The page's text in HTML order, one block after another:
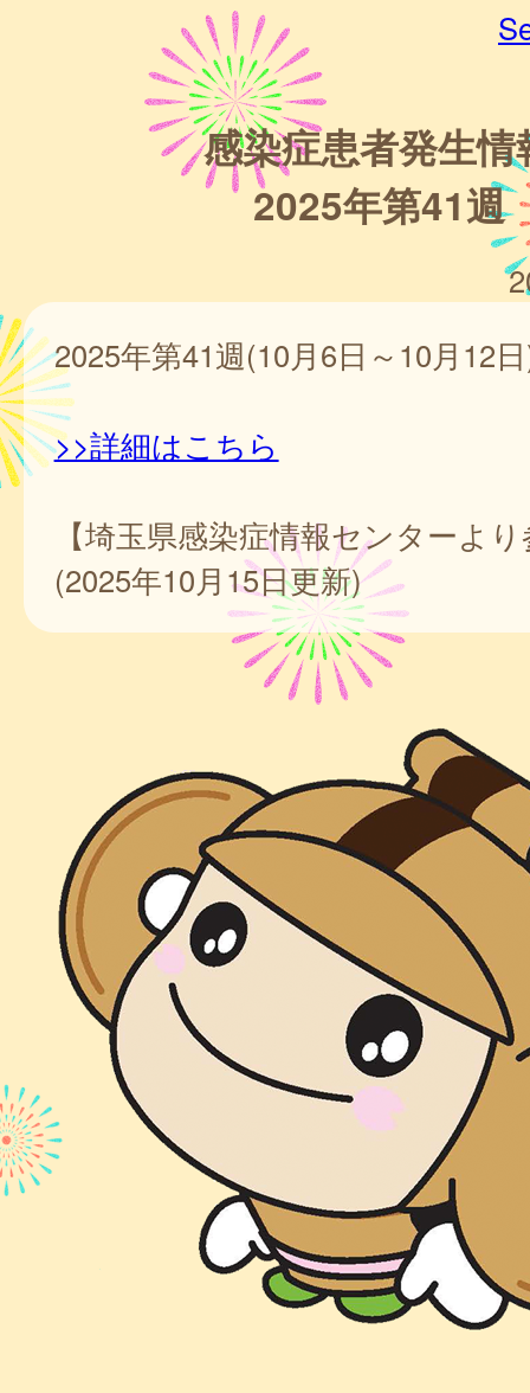
感染症患者発生情
2025年第41週
2025年第41週(10月6日～10月12
>>詳細はこちら
【埼玉県感染症情報センターよ
(2025年10月15日更新)